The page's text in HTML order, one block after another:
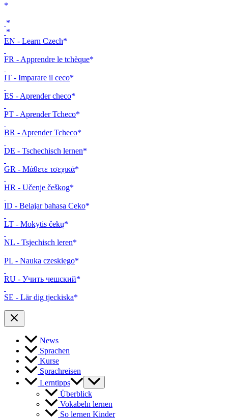
EN - Learn Czech
FR - Apprendre le tchèque
IT - Imparare il ceco
ES - Aprender checo
PT - Aprender Tcheco
BR - Aprender Tcheco
DE - Tschechisch lernen
GR - Μάθετε τσεχικά
HR - Učenje češkog
ID - Belajar bahasa Ceko
LT - Mokytis čekų
NL - Tsjechisch leren
PL - Nauka czeskiego
RU - Учить чешский
SE - Lär dig tjeckiska
News
Sprachen
Kurse
Sprachreisen
Lerntipps
Überblick
Vokabeln lernen
So lernen Kinder